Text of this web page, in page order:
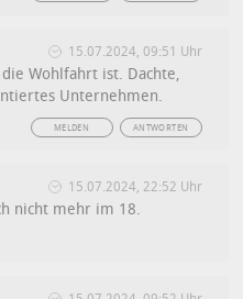
15.07.2024, 09:51 Uhr
Wohlfahrt ist. Dachte,
Unternehmen.
ANTWORTEN
MELDEN
15.07.2024, 22:52 Uhr
nicht mehr im 18.